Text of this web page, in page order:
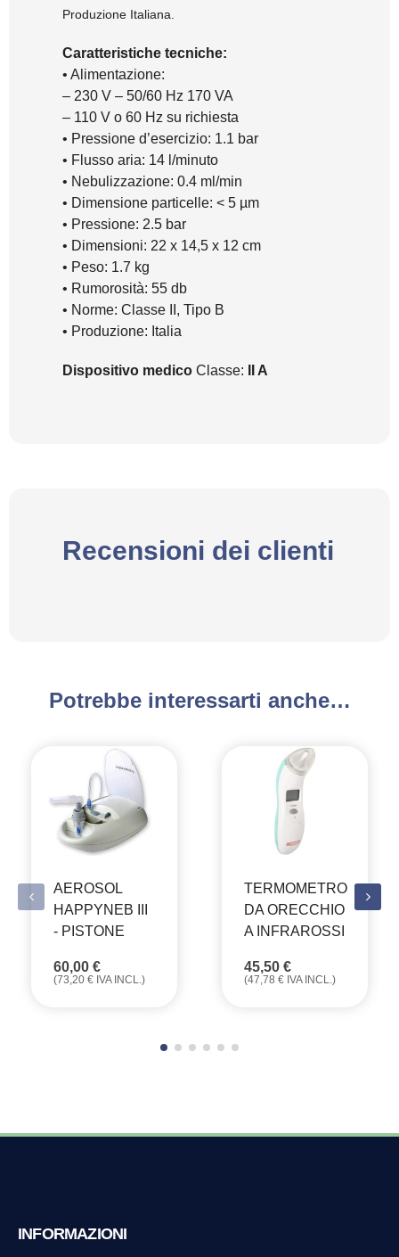
Produzione Italiana.
Caratteristiche tecniche:
• Alimentazione:
– 230 V – 50/60 Hz 170 VA
– 110 V o 60 Hz su richiesta
• Pressione d’esercizio: 1.1 bar
• Flusso aria: 14 l/minuto
• Nebulizzazione: 0.4 ml/min
• Dimensione particelle: < 5 µm
• Pressione: 2.5 bar
• Dimensioni: 22 x 14,5 x 12 cm
• Peso: 1.7 kg
• Rumorosità: 55 db
• Norme: Classe II, Tipo B
• Produzione: Italia
Dispositivo medico Classe: II A
Recensioni dei clienti
Potrebbe interessarti anche…
AEROSOL
HAPPYNEB III
- PISTONE
60,00 €
(73,20 € IVA INCL.)
TERMOMETRO
DA ORECCHIO
A INFRAROSSI
45,50 €
(47,78 € IVA INCL.)
INFORMAZIONI